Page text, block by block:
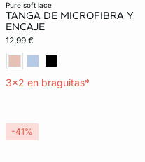
pure soft lace
TANGA DE MICROFIBRA Y
ENCAJE
12,99 €
3x2 en braguitas*
-41%